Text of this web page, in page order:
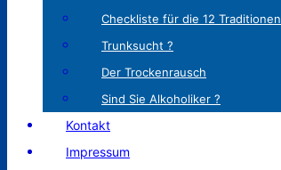
Checkliste für die 12 Traditionen
Trunksucht ?
Der Trockenrausch
Sind Sie Alkoholiker ?
Kontakt
Impressum